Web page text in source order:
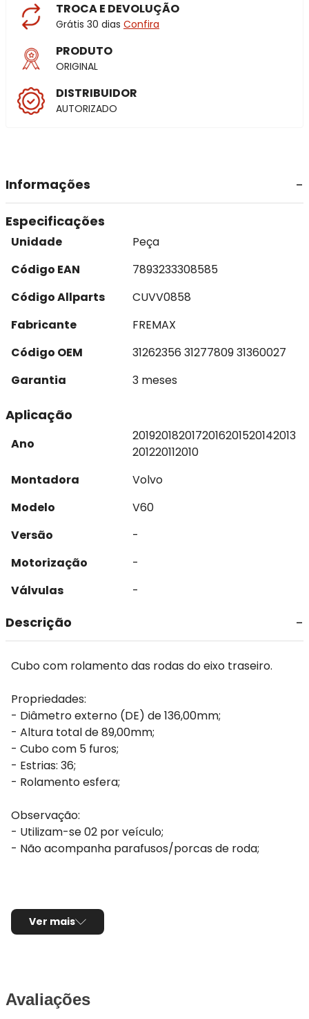
TROCA E DEVOLUÇÃO
Grátis 30 dias Confira
PRODUTO
ORIGINAL
DISTRIBUIDOR
AUTORIZADO
Informações
Especificações
Unidade
Peça
Código EAN
7893233308585
Código Allparts
CUVV0858
Fabricante
FREMAX
Código OEM
31262356 31277809 31360027
Garantia
3 meses
Aplicação
Ano
2019201820172016201520142013
201220112010
Montadora
Volvo
Modelo
V60
Versão
-
Motorização
-
Válvulas
-
Descrição
Cubo com rolamento das rodas do eixo traseiro.
Propriedades:
- Diâmetro externo (DE) de 136,00mm;
- Altura total de 89,00mm;
- Cubo com 5 furos;
- Estrias: 36;
- Rolamento esfera;
Observação:
- Utilizam-se 02 por veículo;
- Não acompanha parafusos/porcas de roda;
Ver mais
Avaliações